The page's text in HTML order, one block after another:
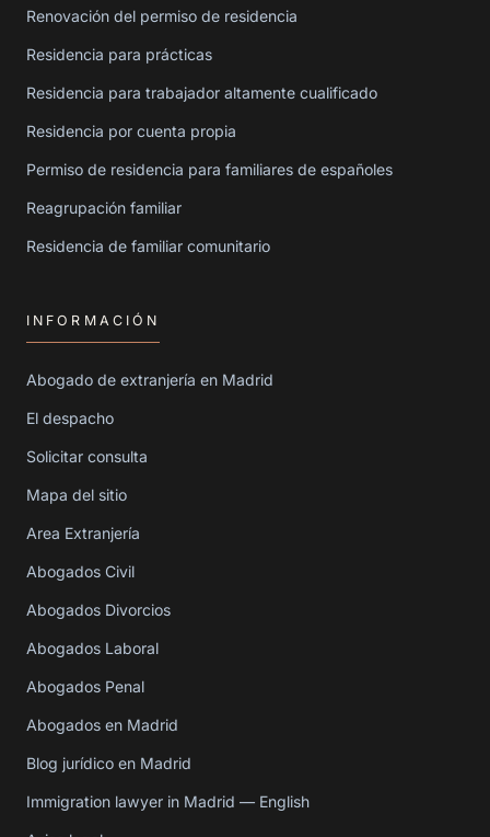
Renovación del permiso de residencia
Residencia para prácticas
Residencia para trabajador altamente cualificado
Residencia por cuenta propia
Permiso de residencia para familiares de españoles
Reagrupación familiar
Residencia de familiar comunitario
INFORMACIÓN
Abogado de extranjería en Madrid
El despacho
Solicitar consulta
Mapa del sitio
Area Extranjería
Abogados Civil
Abogados Divorcios
Abogados Laboral
Abogados Penal
Abogados en Madrid
Blog jurídico en Madrid
Immigration lawyer in Madrid — English